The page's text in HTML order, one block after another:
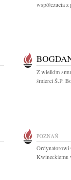
współczucia
Z wielkim
śmierci Ś.P.
POZNAŃ
Ordynatorowi
Kwineckiemu